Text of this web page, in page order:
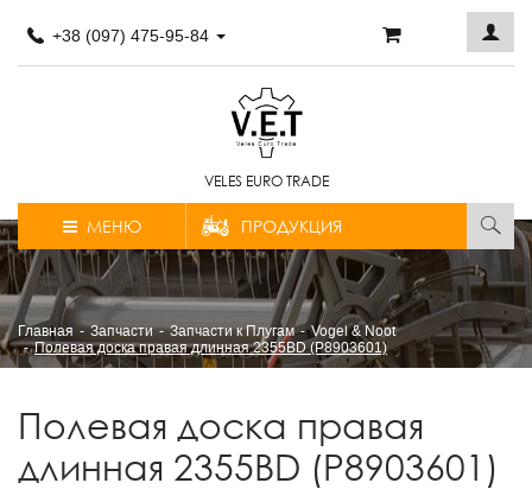
+38 (097) 475-95-84
VELES EURO TRADE
МЕНЮ ПРОДУКЦИЯ
Главная Запчасти Запчасти к Плугам
Vogel & Noot
Полевая доска правая длинная 2355BD (P8903601)
Полевая доска правая
длинная 2355BD (P8903601)